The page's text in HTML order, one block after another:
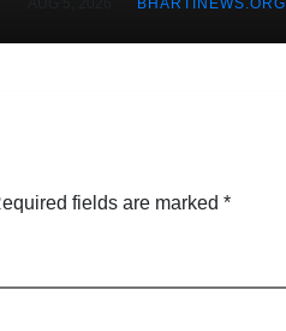
BHARTINEWS.ORG
fields are marked *